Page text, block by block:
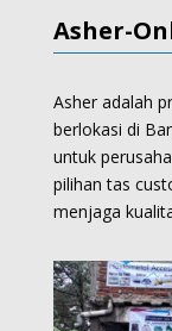
Asher-
Asher adalah
berlokasi di
untuk
pilihan tas
menjaga